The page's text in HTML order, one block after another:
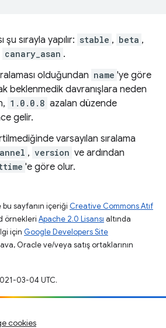
şu sırayla yapılır: stable , beta ,
canary_asan .
olduğundan name 'ye göre
beklenmedik davranışlara neden
1.0.0.8 azalan düzende
gelir.
varsayılan sıralama
, version ve ardından
'e göre olur.
sayfanın içeriği Creative Commons Atıf
örnekleri Apache 2.0 Lisansı altında
için Google Developers Site
Oracle ve/veya satış ortaklarının
03-04 UTC.
cookies